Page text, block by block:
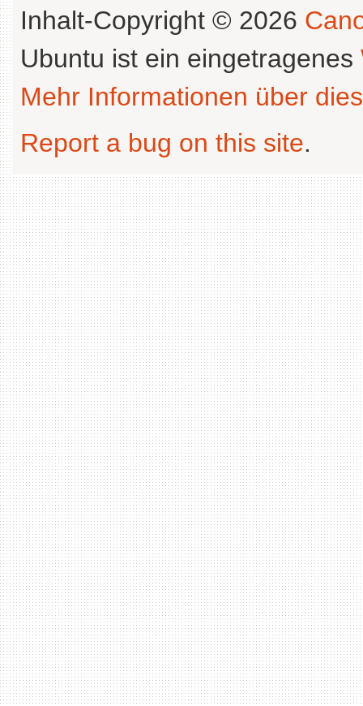
Inhalt-Copyright © 2026
Ubuntu ist ein eingetragenes
Mehr Informationen über
Report a bug on this site.